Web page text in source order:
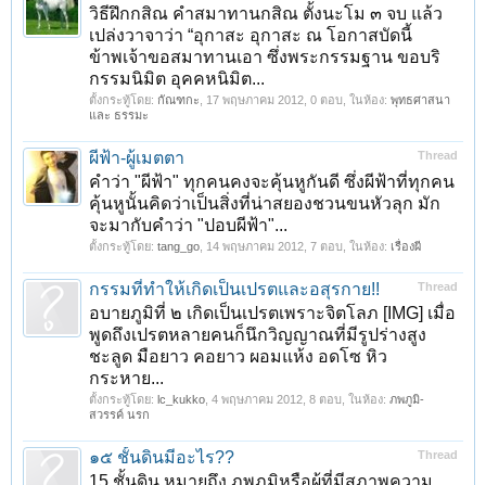
วิธีฝึกกสิณ คำสมาทานกสิณ ตั้งนะโม ๓ จบ แล้ว
เปล่งวาจาว่า “อุกาสะ อุกาสะ ณ โอกาสบัดนี้
ข้าพเจ้าขอสมาทานเอา ซึ่งพระกรรมฐาน ขอบริ
กรรมนิมิต อุคคหนิมิต...
ตั้งกระทู้โดย: กัณฑกะ 17 พฤษภาคม 2012 , 0 ตอบ, ในห้อง: พุทธศาสนา
และ ธรรมะ
Thread
ผีฟ้า-ผู้เมตตา
คำว่า "ผีฟ้า" ทุกคนคงจะคุ้นหูกันดี ซึ่งผีฟ้าที่ทุกคน
คุ้นหูนั้นคิดว่าเป็นสิ่งที่น่าสยองชวนขนหัวลุก มัก
จะมากับคำว่า "ปอบผีฟ้า"...
ตั้งกระทู้โดย: tang_go 14 พฤษภาคม 2012 , 7 ตอบ, ในห้อง: เรื่องผี
Thread
กรรมที่ทำให้เกิดเป็นเปรตและอสุรกาย!!
อบายภูมิที่ ๒ เกิดเป็นเปรตเพราะจิตโลภ [IMG] เมื่อ
พูดถึงเปรตหลายคนก็นึกวิญญาณที่มีรูปร่างสูง
ชะลูด มือยาว คอยาว ผอมแห้ง อดโซ หิว
กระหาย...
ตั้งกระทู้โดย: lc_kukko 4 พฤษภาคม 2012 , 8 ตอบ, ในห้อง: ภพภูมิ-
สวรรค์ นรก
Thread
๑๕ ชั้นดินมีอะไร??
15 ชั้นดิน หมายถึง ภพภูมิหรือผู้ที่มีสภาพความ